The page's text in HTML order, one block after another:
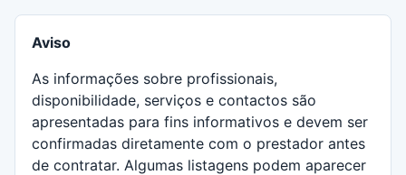
Aviso
As informações sobre profissionais,
disponibilidade, serviços e contactos são
apresentadas para fins informativos e devem ser
confirmadas diretamente com o prestador antes
de contratar. Algumas listagens podem aparecer